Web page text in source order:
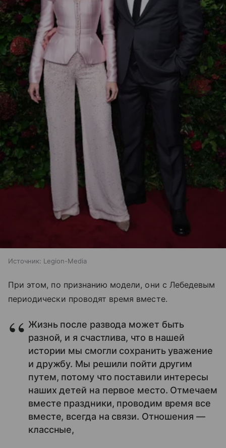
Источник: Legion-Media
При этом, по признанию модели, они с Лебедевым
периодически проводят время вместе.
Жизнь после развода может быть
разной, и я счастлива, что в нашей
истории мы смогли сохранить уважение
и дружбу. Мы решили пойти другим
путем, потому что поставили интересы
наших детей на первое место. Отмечаем
вместе праздники, проводим время все
вместе, всегда на связи. Отношения —
классные,